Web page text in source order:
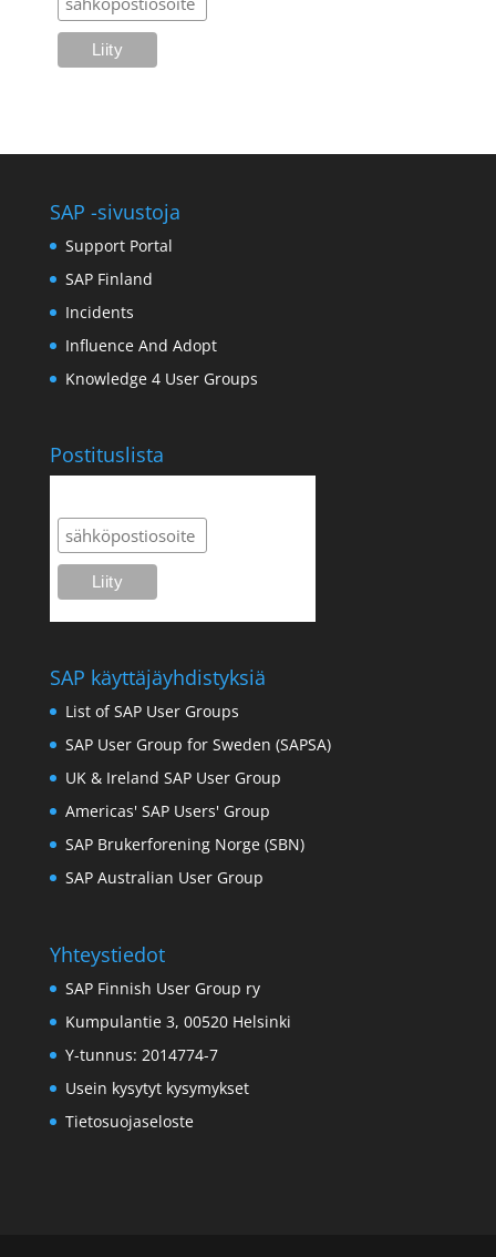
SAP -sivustoja
Support Portal
SAP Finland
Incidents
Influence And Adopt
Knowledge 4 User Groups
Postituslista
SAP käyttäjäyhdistyksiä
List of SAP User Groups
SAP User Group for Sweden (SAPSA)
UK & Ireland SAP User Group
Americas' SAP Users' Group
SAP Brukerforening Norge (SBN)
SAP Australian User Group
Yhteystiedot
SAP Finnish User Group ry
Kumpulantie 3, 00520 Helsinki
Y-tunnus: 2014774-7
Usein kysytyt kysymykset
Tietosuojaseloste